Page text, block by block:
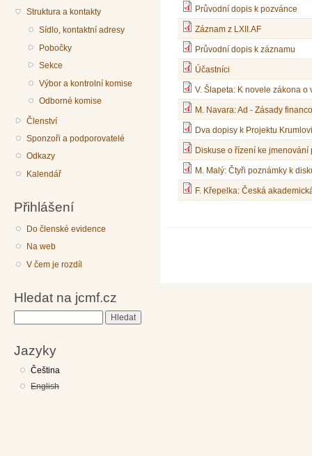
Struktura a kontakty
Sídlo, kontaktní adresy
Pobočky
Sekce
Výbor a kontrolní komise
Odborné komise
Členství
Sponzoři a podporovatelé
Odkazy
Kalendář
Přihlášení
Do členské evidence
Na web
V čem je rozdíl
Hledat na jcmf.cz
Jazyky
Čeština
English
Průvodní dopis k pozvánce
Záznam z LXII.AF
Průvodní dopis k záznamu
Účastníci
V. Šlapeta: K novele zákona o
M. Navara: Ad - Zásady
Dva dopisy k Projektu
Diskuse o řízení ke jmenování
M. Malý: Čtyři poznámky k
F. Křepelka: Česká